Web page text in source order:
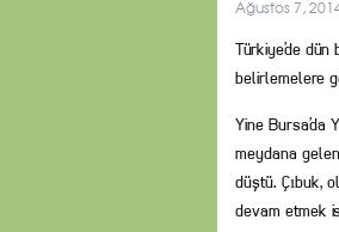
Ağustos 7,
Türkiye’de
belirlemelere
Yine Bursa’da
meydana
düştü. Çıbuk,
devam etmek